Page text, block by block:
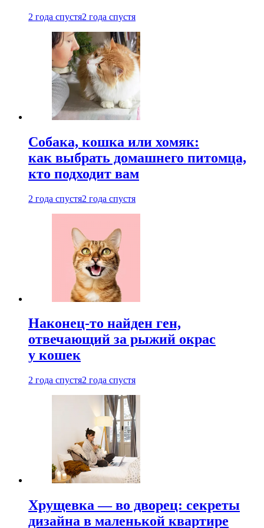
2 года спустя2 года спустя
Собака, кошка или хомяк:
как выбрать домашнего питомца,
кто подходит вам
2 года спустя2 года спустя
Наконец-то найден ген,
отвечающий за рыжий окрас
у кошек
2 года спустя2 года спустя
Хрущевка — во дворец: секреты
дизайна в маленькой квартире